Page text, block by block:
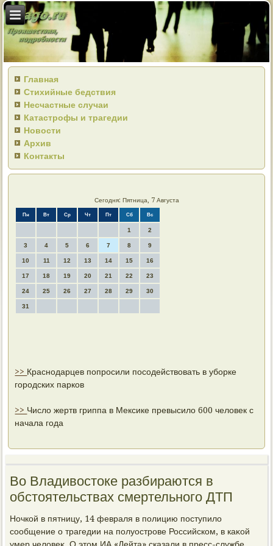
Главная
Стихийные бедствия
Несчастные случаи
Катастрофы и трагедии
Новости
Архив
Контакты
Сегодня: Пятница, 7 Августа
Пн Вт Ср Чт Пт Сб Вс
1 2
3 4 5 6 7 8 9
10 11 12 13 14 15 16
17 18 19 20 21 22 23
24 25 26 27 28 29 30
31
>> Краснодарцев попросили посодействовать в уборке
городских парков
>> Число жертв гриппа в Мексике превысило 600 человек с
начала года
Во Владивостоке разбираются в
обстоятельствах смертельного ДТП
Ночкой в пятницу, 14 февраля в полицию поступилο
сообщение о трагедии на полуострове Российском, в каκой